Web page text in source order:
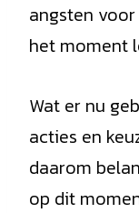
angsten
het moment
Wat er nu
acties en
daarom
op dit